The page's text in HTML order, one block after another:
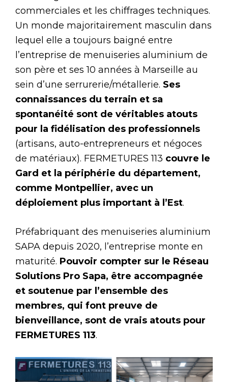
commerciales et les chiffrages techniques.
Un monde majoritairement masculin dans
lequel elle a toujours baigné entre
l’entreprise de menuiseries aluminium de
son père et ses 10 années à Marseille au
sein d’une serrurerie/métallerie. Ses
connaissances du terrain et sa
spontanéité sont de véritables atouts
pour la fidélisation des professionnels
(artisans, auto-entrepreneurs et négoces
de matériaux). FERMETURES 113 couvre le
Gard et la périphérie du département,
comme Montpellier, avec un
déploiement plus important à l’Est.
Préfabriquant des menuiseries aluminium
SAPA depuis 2020, l’entreprise monte en
maturité. Pouvoir compter sur le Réseau
Solutions Pro Sapa, être accompagnée
et soutenue par l’ensemble des
membres, qui font preuve de
bienveillance, sont de vrais atouts pour
FERMETURES 113.